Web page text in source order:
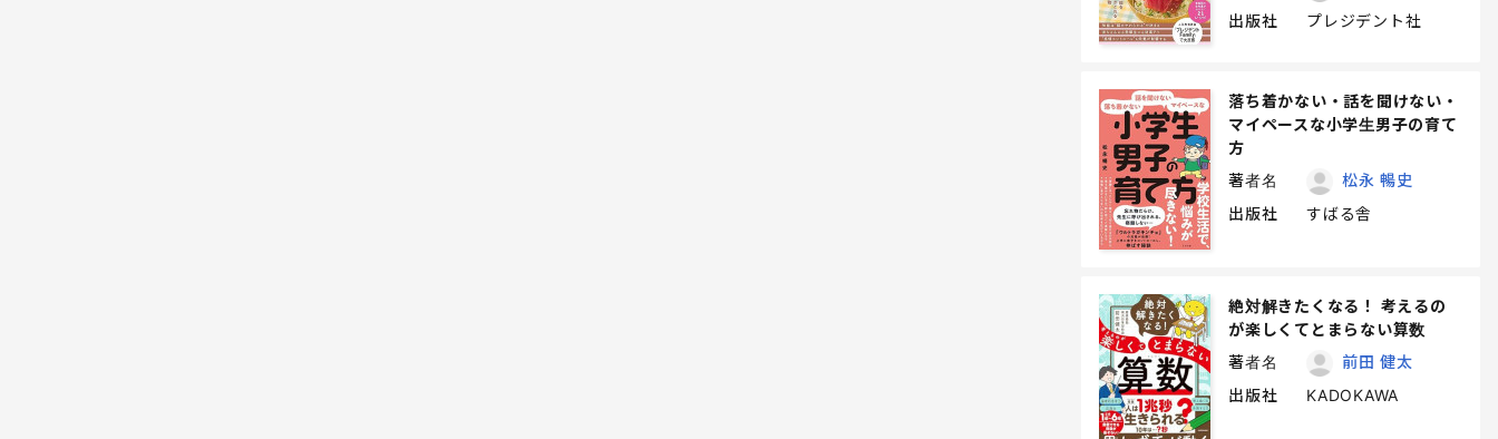
出版社
プレジデント社
落ち着かない・話を聞けない・
マイペースな小学生男子の育て
方
著者名
松永 暢史
出版社
すばる舎
絶対解きたくなる！ 考えるの
が楽しくてとまらない算数
著者名
前田 健太
出版社
KADOKAWA